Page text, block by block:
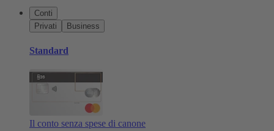
Conti
Privati
Business
Standard
Il conto senza spese di canone